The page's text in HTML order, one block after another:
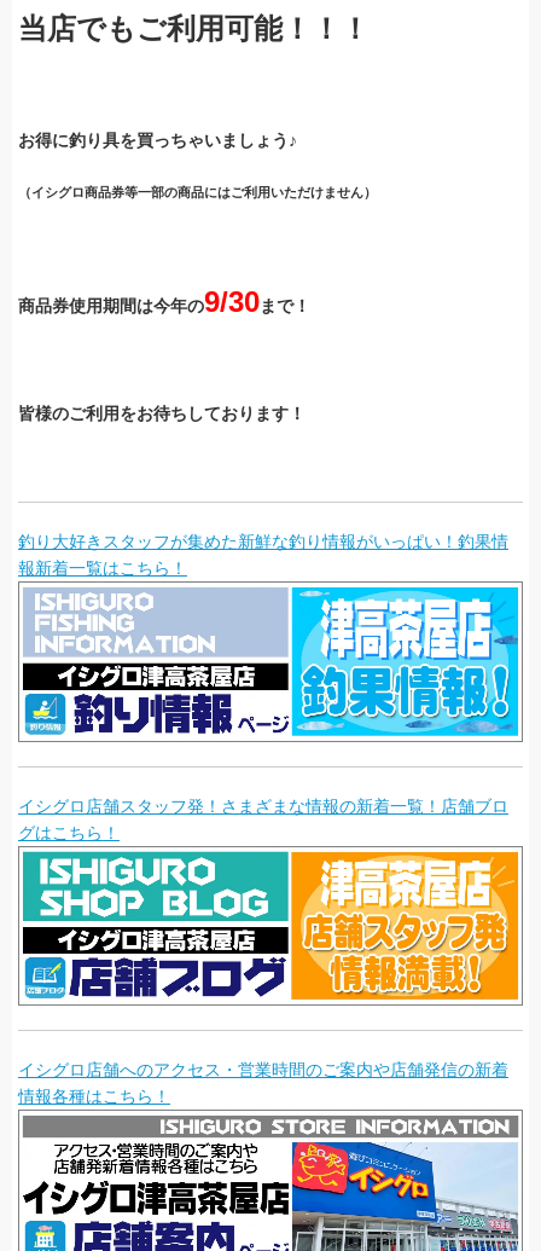
当店でもご利用可能！！！
お得に釣り具を買っちゃいましょう♪
（イシグロ商品券等一部の商品にはご利用いただけません）
商品券使用期間は今年の9/30まで！
皆様のご利用をお待ちしております！
釣り大好きスタッフが集めた新鮮な釣り情報がいっぱい！釣果情
報新着一覧はこちら！
イシグロ店舗スタッフ発！さまざまな情報の新着一覧！店舗ブロ
グはこちら！
イシグロ店舗へのアクセス・営業時間のご案内や店舗発信の新着
情報各種はこちら！